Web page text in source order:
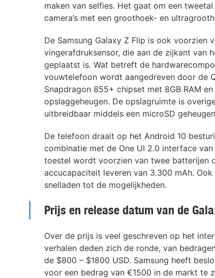
maken van selfies. Het gaat om een tweetal
camera’s met een groothoek- en
De Samsung Galaxy Z Flip is ook voorzien
vingerafdruksensor, die aan de zijkant van
geplaatst is. Wat betreft de
vouwtelefoon wordt aangedreven door de
Snapdragon 855+ chipset met 8GB RAM
opslaggeheugen. De opslagruimte is
uitbreidbaar middels een microSD
De telefoon draait op het Android 10
combinatie met de One UI 2.0 interface van
toestel wordt voorzien van twee batterijen
accucapaciteit leveren van 3.300 mAh.
snelladen tot de mogelijkheden.
Prijs en release datum van de
Over de prijs is veel geschreven op het
verhalen deden zich de ronde, van
de $800 – $1800 USD. Samsung heeft
voor een bedrag van €1500 in de markt te